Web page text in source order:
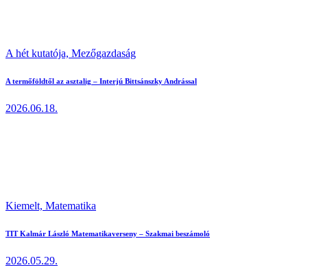
A hét kutatója, Mezőgazdaság
A termőföldtől az asztalig – Interjú Bittsánszky Andrással
2026.06.18.
Kiemelt, Matematika
TIT Kalmár László Matematikaverseny – Szakmai beszámoló
2026.05.29.